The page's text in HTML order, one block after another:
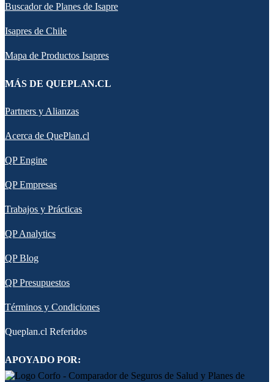
Buscador de Planes de Isapre
Isapres de Chile
Mapa de Productos Isapres
MÁS DE QUEPLAN.CL
Partners y Alianzas
Acerca de QuePlan.cl
QP Engine
QP Empresas
Trabajos y Prácticas
QP Analytics
QP Blog
QP Presupuestos
Términos y Condiciones
Queplan.cl Referidos
APOYADO POR: